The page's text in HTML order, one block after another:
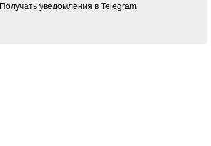
Получать уведомления в Telegram